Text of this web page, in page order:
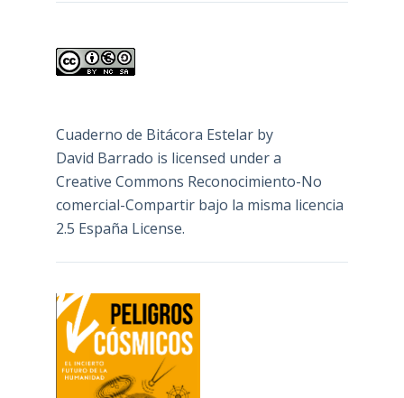
Cuaderno de Bitácora Estelarby
David Barrado is licensed under a
Creative Commons Reconocimiento-No
comercial-Compartir bajo la misma licencia
2.5 España License.